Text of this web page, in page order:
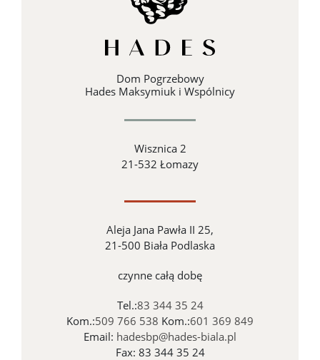
Dom Pogrzebowy
Hades Maksymiuk i Wspólnicy
Wisznica 2
21-532 Łomazy
Aleja Jana Pawła II 25,
21-500 Biała Podlaska
czynne całą dobę
Tel.:83 344 35 24
Kom.:509 766 538 Kom.:601 369 849
Email: hadesbp@hades-biala.pl
Fax: 83 344 35 24